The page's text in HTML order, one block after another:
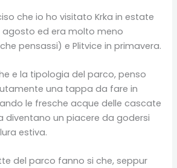
che io ho visitato Krka in estate
ed era molto meno
pensassi) e Plitvice in primavera.
e la tipologia del parco, penso
una tappa da fare in
le fresche acque delle cascate
diventano un piacere da godersi
estiva.
del parco fanno si che, seppur